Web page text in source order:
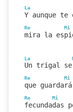
La
Y aunque te
Re Mi
mira la
La
Un trigal
Re Mi
que
Re Mi
fecundadas